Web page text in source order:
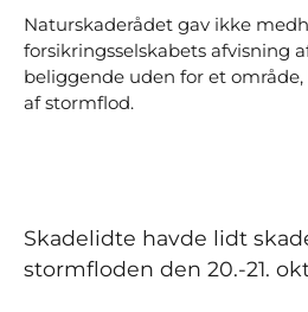
Naturskaderådet gav ikke
forsikringsselskabets afvisning
beliggende uden for et
af stormflod.
Skadelidte havde lidt
stormfloden den 20.-21.